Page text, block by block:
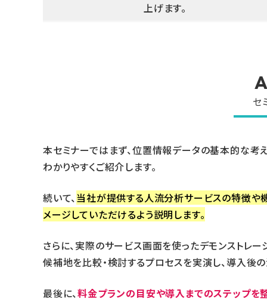
上げます。
セ
本セミナーではまず、位置情報データの基本的な考
わかりやすくご紹介します。
続いて、当社が提供する人流分析サービスの特徴や
メージしていただけるよう説明します。
さらに、実際のサービス画面を使ったデモンストレ
候補地を比較・検討するプロセスを実演し、導入後
最後に、料金プランの目安や導入までのステップを